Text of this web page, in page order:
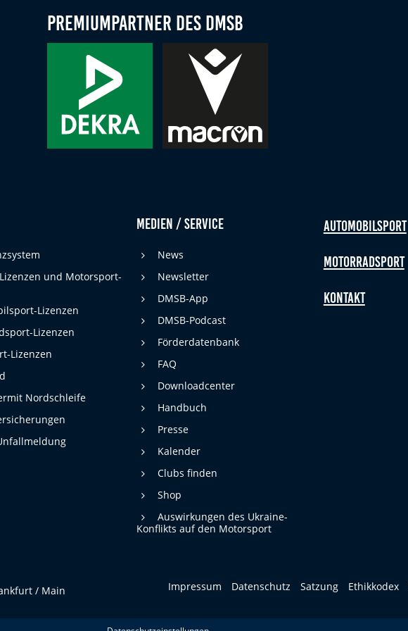
Premiumpartner des DMSB
und Motorsport-
Lizenzen
Lizenzen
Lizenzen
Nordschleife
Medien / Service
News
Newsletter
DMSB-App
DMSB-Podcast
Förderdatenbank
FAQ
Downloadcenter
Handbuch
Presse
Kalender
Clubs finden
Shop
Auswirkungen des Ukraine-
Konflikts auf den Motorsport
Automobilsport
Motorradsport
Kontakt
/ Main Impressum Datenschutz Satzung Ethikkodex